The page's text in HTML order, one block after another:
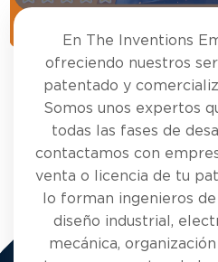
En The Inventions
ofreciendo nuestros
patentado y
Somos unos expertos
todas las fases de
contactamos con
venta o licencia de tu
lo forman ingenieros
diseño industrial,
mecánica,